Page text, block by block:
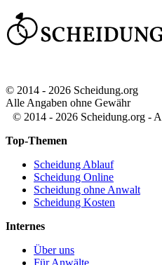
© 2014 - 2026 Scheidung.org
Alle Angaben ohne Gewähr
© 2014 - 2026 Scheidung.org -
Top-Themen
Scheidung Ablauf
Scheidung Online
Scheidung ohne Anwalt
Scheidung Kosten
Internes
Über uns
Für Anwälte